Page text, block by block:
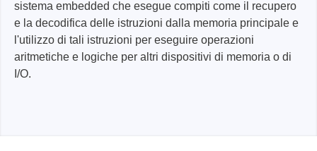
sistema embedded che esegue compiti come il recupero
e la decodifica delle istruzioni dalla memoria principale e
l'utilizzo di tali istruzioni per eseguire operazioni
aritmetiche e logiche per altri dispositivi di memoria o di
I/O.